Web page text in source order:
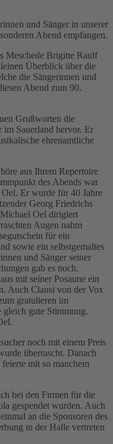
und Sänger in unserer
Abend empfangen.
Meschede Brigitte Raulf
Überblick über die
die Sängerinnen und
Abend zum 90.
Grußworten die
Sauerland hervor. Er
ehrenamtliche
aus Ihrem Repertoire
des Abends war
Er wurde für 40 Jahre
Georg Friedrichs
Oel dirigiert
Augen nahm
für ein
sowie ein selbstgemaltes
und Sänger seiner
gab es noch.
mit seiner Posaune ein
Auch Clausi von der Vox
gratulieren im
gute Stimmung.
noch mit einem Preis
überrascht. Danach
mit so manchem
bei den Firmen für die
gespendet wurden. Auch
an die Sponsoren des
in der Halle vertreten